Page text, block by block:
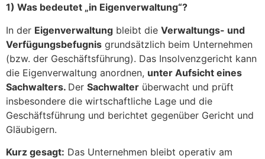
1) Was bedeutet „in Eigenverwaltung“?
In der Eigenverwaltung bleibt die Verwaltungs- und
Verfügungsbefugnis grundsätzlich beim Unternehmen
(bzw. der Geschäftsführung). Das Insolvenzgericht kann
die Eigenverwaltung anordnen, unter Aufsicht eines
Sachwalters. Der Sachwalter überwacht und prüft
insbesondere die wirtschaftliche Lage und die
Geschäftsführung und berichtet gegenüber Gericht und
Gläubigern.
Kurz gesagt: Das Unternehmen bleibt operativ am